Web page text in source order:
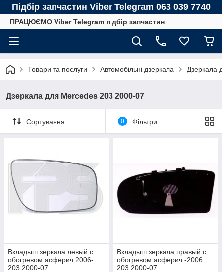
Підбір запчастин Viber Telegram 063 039 7740
ПРАЦЮЄМО Viber Telegram підбір запчастин
Товари та послуги Автомобільні дзеркала Дзеркала
Дзеркала для Mercedes 203 2000-07
Сортування 0 Фільтри
Вкладыш зеркала левый с
обогревом асферич 2006-
203 2000-07
Вкладыш зеркала правый с
обогревом асферич -2006
203 2000-07